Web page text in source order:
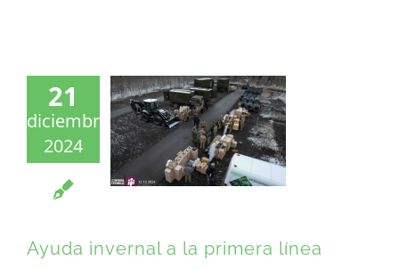
21
diciembre
2024
Ayuda invernal a la primera línea